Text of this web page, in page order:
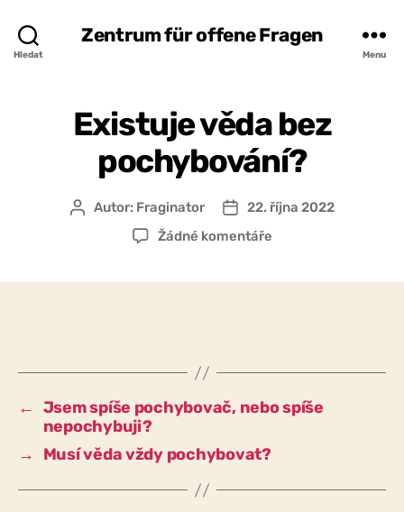
Hledat
Zentrum für offene Fragen
Menu
Existuje věda bez
pochybování?
Autor
příspěvku
Autor: Fraginator
Datum
příspěvku
22. října 2022
Žádné komentářeu
pochybování?
← Jsem spíše pochybovač, nebo spíše
nepochybuji?
→
Musí věda vždy pochybovat?